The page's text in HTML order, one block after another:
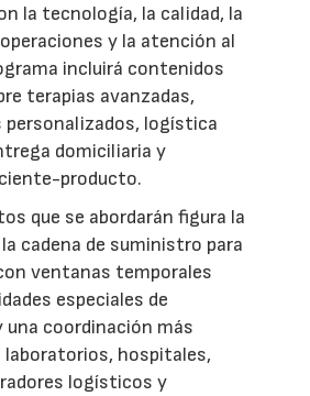
la tecnología, la calidad, la
y la atención al
incluirá contenidos
terapias avanzadas,
logística
domiciliaria y
producto.
que se abordarán figura la
cadena de suministro para
ventanas temporales
especiales de
una coordinación más
hospitales,
logísticos y